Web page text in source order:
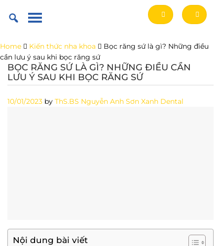
Home Kiến thức nha khoa
Bọc răng sứ là gì? Những điều
cần lưu ý sau khi bọc răng sứ
BỌC RĂNG SỨ LÀ GÌ? NHỮNG ĐIỀU CẦN
LƯU Ý SAU KHI BỌC RĂNG SỨ
10/01/2023 by ThS.BS Nguyễn Anh Sơn Xanh Dental
Nội dung bài viết